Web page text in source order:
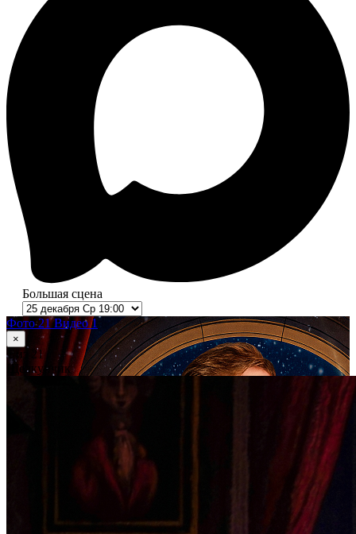
Большая сцена
Фото 21Видео 1
×
1
из 21
Щелкунчик